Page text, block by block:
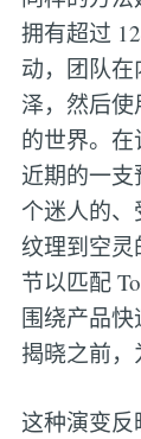
拥有超过
动，团队
泽，然后
的世界。在
近期的一
个迷人的
纹理到空灵
节以匹配
围绕产品
揭晓之前，
这种演变